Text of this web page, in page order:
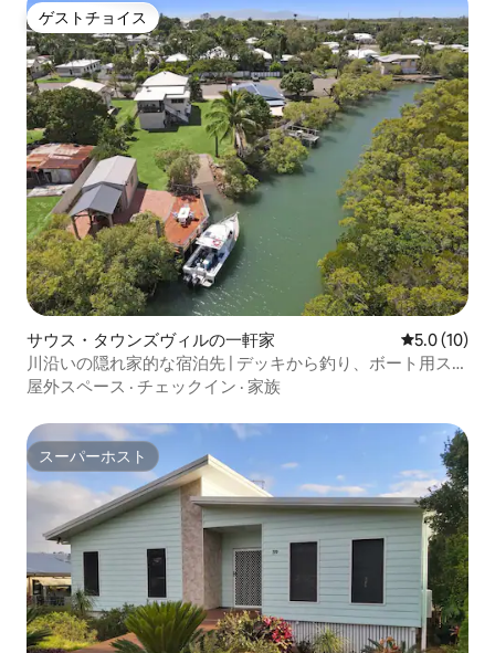
ゲストチョイス
ゲストチョイス
サウス・タウンズヴィルの一軒家 レビュー10
5.0 (10)
川沿いの隠れ家的な宿泊先 | デッキから釣り、ボート用スロ
ープ付き
屋外スペース · チェックイン · 家族
スーパーホスト
スーパーホスト